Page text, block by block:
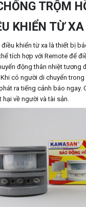
TRỘM
KHIỂN TỪ
điều khiển từ xa là thiết bị
tích hợp với Remote để
động thân nhiệt tương
có người di chuyển trong
ra tiếng cảnh báo ngay.
hại về người và tài sản.